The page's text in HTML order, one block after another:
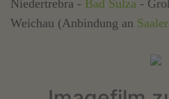
Niedertrebra - Bad Sulza -
Weichau (Anbindung an